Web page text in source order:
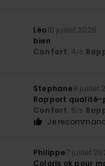
Léo10 juillet 2026
bien
Confort: 4/5
Stephane8 juillet
Rapport qualité-
Confort: 5/5
Je
Philippe7 juillet
Coloris ok pour